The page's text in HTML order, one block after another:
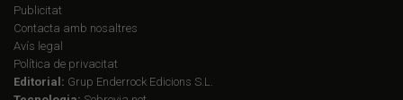
Publicitat
Contacta amb nosaltres
Avís legal
Política de privacitat
Editorial: Grup Enderrock Edicions S.L.